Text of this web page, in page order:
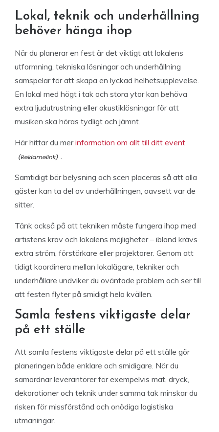
Lokal, teknik och underhållning
behöver hänga ihop
När du planerar en fest är det viktigt att lokalens
utformning, tekniska lösningar och underhållning
samspelar för att skapa en lyckad helhetsupplevelse.
En lokal med högt i tak och stora ytor kan behöva
extra ljudutrustning eller akustiklösningar för att
musiken ska höras tydligt och jämnt.
Här hittar du merinformation om allt till ditt event
.
Samtidigt bör belysning och scen placeras så att alla
gäster kan ta del av underhållningen, oavsett var de
sitter.
Tänk också på att tekniken måste fungera ihop med
artistens krav och lokalens möjligheter – ibland krävs
extra ström, förstärkare eller projektorer. Genom att
tidigt koordinera mellan lokalägare, tekniker och
underhållare undviker du oväntade problem och ser till
att festen flyter på smidigt hela kvällen.
Samla festens viktigaste delar
på ett ställe
Att samla festens viktigaste delar på ett ställe gör
planeringen både enklare och smidigare. När du
samordnar leverantörer för exempelvis mat, dryck,
dekorationer och teknik under samma tak minskar du
risken för missförstånd och onödiga logistiska
utmaningar.